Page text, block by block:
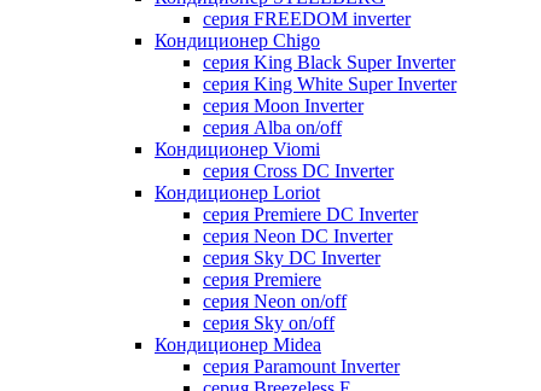
серия FREEDOM inverter
Кондиционер Chigo
серия King Black Super Inverter
серия King White Super Inverter
серия Moon Inverter
серия Alba on/off
Кондиционер Viomi
серия Cross DC Inverter
Кондиционер Loriot
серия Premiere DC Inverter
серия Neon DC Inverter
серия Sky DC Inverter
серия Premiere
серия Neon on/off
серия Sky on/off
Кондиционер Midea
серия Paramount Inverter